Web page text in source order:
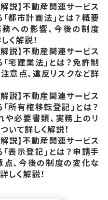
説】不動産関連サービス
都市計画法」とは？概要
務への影響、今後の制度
く解説！
説】不動産関連サービス
宅建業法」とは？免許制
意点、違反リスクなど詳
説】不動産関連サービス
所有権移転登記」とは？
や必要書類、実務上のリ
いて詳しく解説！
説】不動産関連サービス
表示登記」とは？申請手
点、今後の制度の変化な
しく解説！